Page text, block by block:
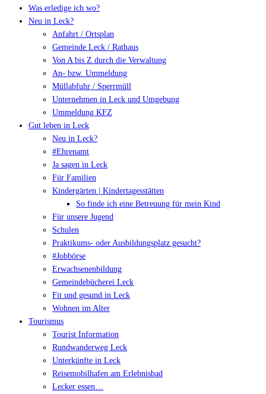
Was erledige ich wo?
Neu in Leck?
Anfahrt / Ortsplan
Gemeinde Leck / Rathaus
Von A bis Z durch die Verwaltung
An- bzw. Ummeldung
Müllabfuhr / Sperrmüll
Unternehmen in Leck und Umgebung
Ummeldung KFZ
Gut leben in Leck
Neu in Leck?
#Ehrenamt
Ja sagen in Leck
Für Familien
Kindergärten | Kindertagesstätten
So finde ich eine Betreuung für mein Kind
Für unsere Jugend
Schulen
Praktikums- oder Ausbildungsplatz gesucht?
#Jobbörse
Erwachsenenbildung
Gemeindebücherei Leck
Fit und gesund in Leck
Wohnen im Alter
Tourismus
Tourist Information
Rundwanderweg Leck
Unterkünfte in Leck
Reisemobilhafen am Erlebnisbad
Lecker essen…